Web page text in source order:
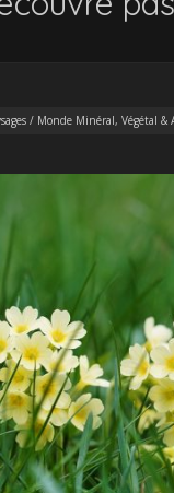
/ Monde Minéral, Végétal &